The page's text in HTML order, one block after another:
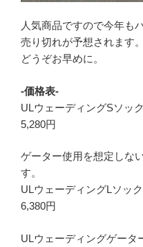
人気商品ですので今年も
売り切れが予想されます。
どうぞお早めに。
-価格表-
ULウェーディングSソ
5,280円
ゲーター使用を想定しな
す。
ULウェーディングLソ
6,380円
ULウェーディングゲー